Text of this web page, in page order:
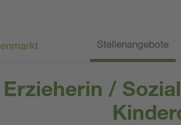
Stellenangebote
Erzieherin /